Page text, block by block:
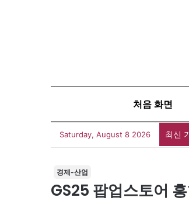
처음 화면
Saturday, August 8 2026 최신
경제-산업
GS25 팝업스토어